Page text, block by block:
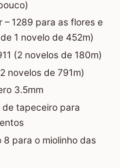
– 1289 para as flores e
1 novelo de 452m)
(2 novelos de 180m)
novelos de 791m)
3.5mm
de tapeceiro para
8 para o miolinho das